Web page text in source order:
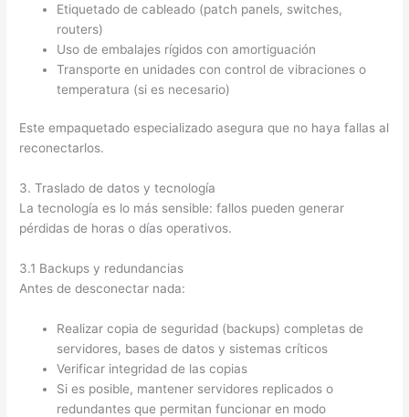
Etiquetado de cableado (patch panels, switches,
routers)
Uso de embalajes rígidos con amortiguación
Transporte en unidades con control de vibraciones o
temperatura (si es necesario)
Este empaquetado especializado asegura que no haya fallas al
reconectarlos.
3. Traslado de datos y tecnología
La tecnología es lo más sensible: fallos pueden generar
pérdidas de horas o días operativos.
3.1 Backups y redundancias
Antes de desconectar nada:
Realizar copia de seguridad (backups) completas de
servidores, bases de datos y sistemas críticos
Verificar integridad de las copias
Si es posible, mantener servidores replicados o
redundantes que permitan funcionar en modo